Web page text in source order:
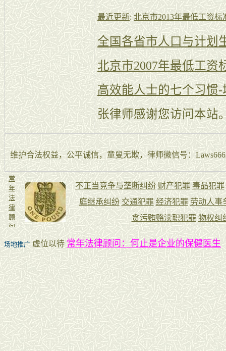
最近更新:北京市2013年最低工资标
全国各省市人口与计划
北京市2007年最低工资
高效能人士的七个习惯-
张律师感谢您访问本站
维护合法权益，公平诚信，童叟无欺，律师微信号：
场地推广 虚位以待常年法律顾问：何止是企业的保健医生